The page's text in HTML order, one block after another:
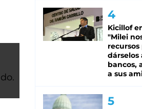
Kicillof
"Milei
recursos
dárselos
bancos,
a sus